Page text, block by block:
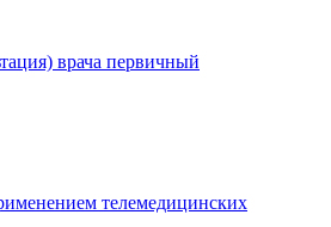
врача первичный
телемедицинских